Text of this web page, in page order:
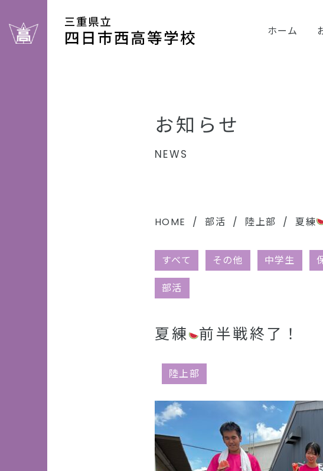
ホーム
お知らせ
NEWS
HOME 部活 陸上部 夏練
すべて その他 中学生
部活
夏練 前半戦終了！
陸上部